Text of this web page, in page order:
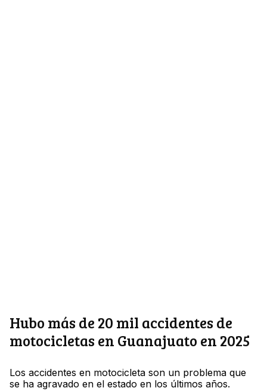
Hubo más de 20 mil accidentes de
motocicletas en Guanajuato en 2025
Los accidentes en motocicleta son un problema que
se ha agravado en el estado en los últimos años.